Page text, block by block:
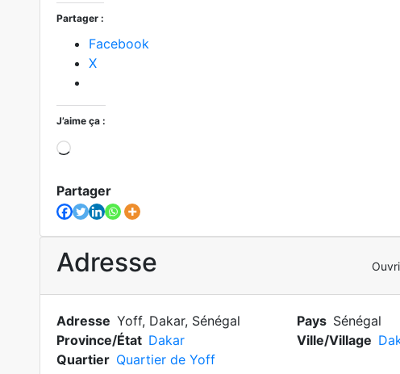
Partager :
Facebook
X
J’aime ça :
Chargement…
Partager
Adresse
Adresse Yoff, Dakar, Sénégal Pays Sénégal
Province/État Dakar Ville/Village
Quartier Quartier de Yoff